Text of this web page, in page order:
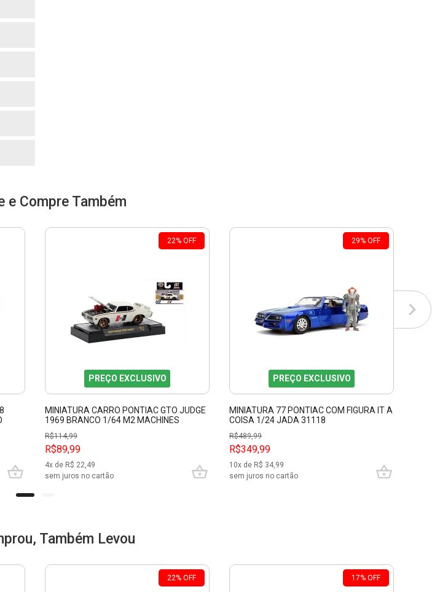
e Compre Também
22% OFF
PREÇO EXCLUSIVO
MINIATURA CARRO PONTIAC GTO JUDGE
1969 BRANCO 1/64 M2 MACHINES
R$114,99
R$89,99
4x de R$ 22,49
sem juros no cartão
29% OFF
PREÇO EXCLUSIVO
MINIATURA 77 PONTIAC COM FIGURA IT A
COISA 1/24 JADA 31118
R$489,99
R$349,99
10x de R$ 34,99
sem juros no cartão
Também Levou
22% OFF 17% OFF